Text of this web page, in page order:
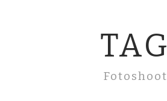
TAG
Fotoshoot